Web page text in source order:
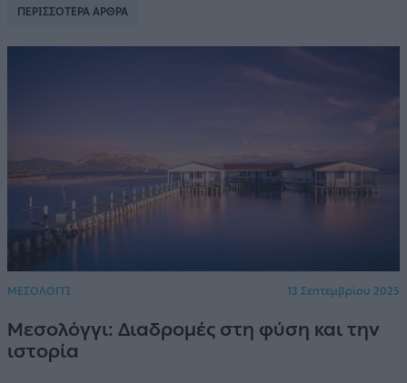
ΠΕΡΙΣΣΟΤΕΡΑ ΑΡΘΡΑ
ΜΕΣΟΛΟΓΓΙ 13 Σεπτεμβρίου 2025
Μεσολόγγι: Διαδρομές στη φύση και την
ιστορία